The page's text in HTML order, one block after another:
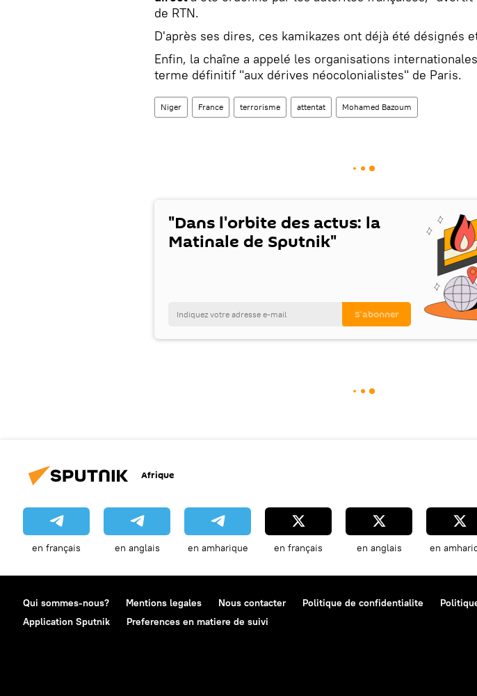
de RTN.
D'après ses dires, ces kamikazes ont déjà été désignés
Enfin, la chaîne a appelé les organisations
terme définitif "aux dérives néocolonialistes" de Paris.
Niger France terrorisme attentat Mohamed Bazoum
"Dans l'orbite des actus: la
Matinale de Sputnik"
Afrique
en français en anglais en amharique en français en anglais en
Qui sommes-nous? Mentions legales Nous contacter Politique de confidentialite
Application Sputnik
Preferences en matiere de suivi